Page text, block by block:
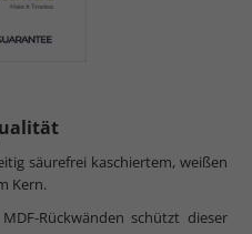
säurefrei kaschiertem, weißen
Kern.
Rückwänden schützt dieser